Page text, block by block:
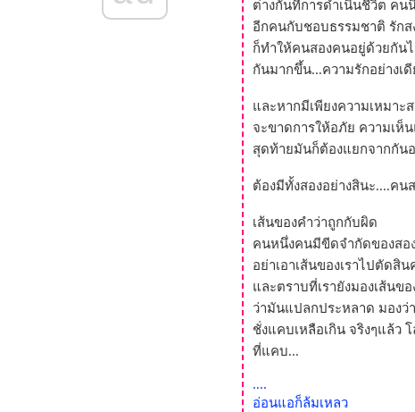
ระดารา อยู่ที่นี่
ต่างกันที่การดำเนินชีวิต คน
อีกคนกับชอบธรรมชาติ รักส
ก็ทำให้คนสองคนอยู่ด้วยกัน
กันมากขึ้น...ความรักอย่างเ
ละหากมีเพียงความเหมาะ
จะขาดการให้อภัย ความเห็
สุดท้ายมันก็ต้องแยกจากกัน
ต้องมีทั้งสองอย่างสินะ....ค
เส้นของคำว่าถูกกับผิด
คนหนึ่งคนมีขีดจำกัดของสอ
อย่าเอาเส้นของเราไปตัดสิ
ละตราบที่เรายังมองเส้นข
ว่ามันแปลกประหลาด มองว่
ชั่งแคบเหลือเกิน จริงๆแล้ว
ที่แคบ...
....
อ่อนแอก็ล้มเหลว